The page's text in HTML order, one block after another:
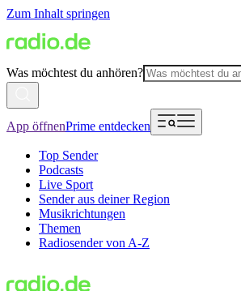
Zum Inhalt springen
Was möchtest du anhören?
App öffnenPrime entdecken
Top Sender
Podcasts
Live Sport
Sender aus deiner Region
Musikrichtungen
Themen
Radiosender von A-Z